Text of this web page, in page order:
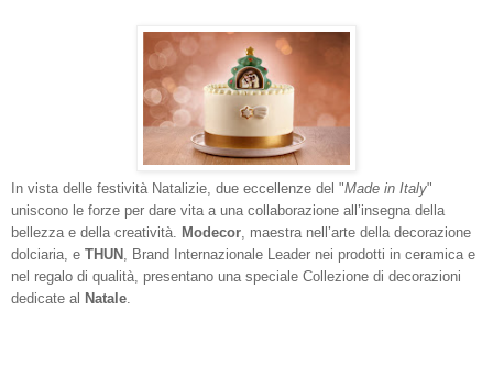
In vista delle festività Natalizie, due eccellenze del "Made in Italy"
uniscono le forze per dare vita a una collaborazione all’insegna della
bellezza e della creatività. Modecor, maestra nell’arte della decorazione
dolciaria, e THUN , Brand Internazionale Leader nei prodotti in ceramica e
nel regalo di qualità, presentano una speciale Collezione di decorazioni
dedicate al Natale.